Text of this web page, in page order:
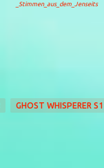
_Stimmen_aus_dem_Jenseits
GHOST WHISPERER S1